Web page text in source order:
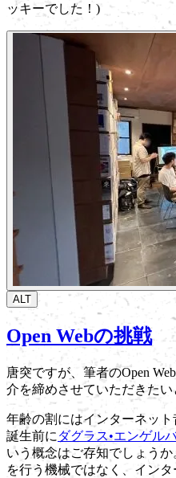
ッキーでした！)
ALT
Open Webの挑戦
唐突ですが、筆者のOpen
介を締めさせていただきたい
年齢の割にはインターネッ
誕生前に ダグラス•エンゲル
いう概念はご存知でしょうか
を行う機械ではなく、イン